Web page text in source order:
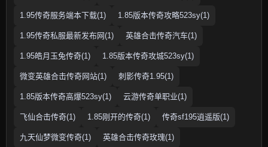
1.95传奇服务端本下载(1) 1.85版本传奇攻略523sy(1)
1.95传奇私服最新发布网(1) 英雄合击传奇汽车(1)
1.95皓月玉兔传奇(1) 1.85版本传奇攻城523sy(1)
微变英雄合击传奇网站(1) 刺影传奇1.95(1)
1.85版本传奇高爆523sy(1) 云游传奇单职业(1)
飞仙合击传奇(1) 1.85刚开的传奇(1) 传奇sf195逍遥版(1)
九天仙梦微变传奇(1) 英雄合击传奇玫瑰(1)